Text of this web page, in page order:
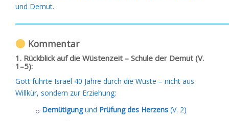
und Demut.
Kommentar
1. Rückblick auf die Wüstenzeit – Schule der Demut (V.
1–5):
Gott führte Israel 40 Jahre durch die Wüste – nicht aus
Willkür, sondern zur Erziehung:
Demütigungund Prüfung des Herzens (V. 2)